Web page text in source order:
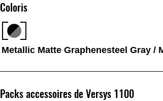
Coloris
Metallic Matte Graphenesteel Gray /
Packs accessoires de Versys 1100